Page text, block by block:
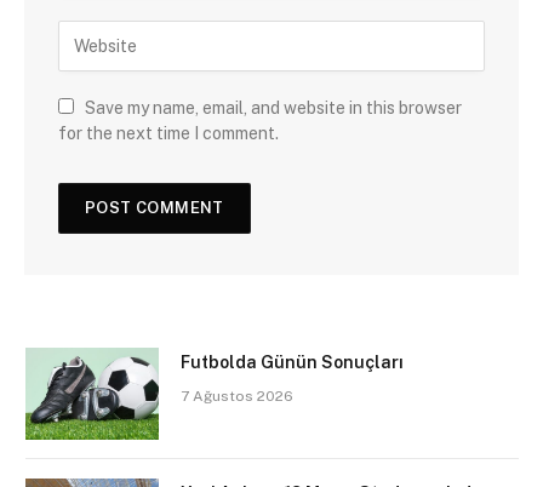
Save my name, email, and website in this browser
for the next time I comment.
Futbolda Günün Sonuçları
7 Ağustos 2026